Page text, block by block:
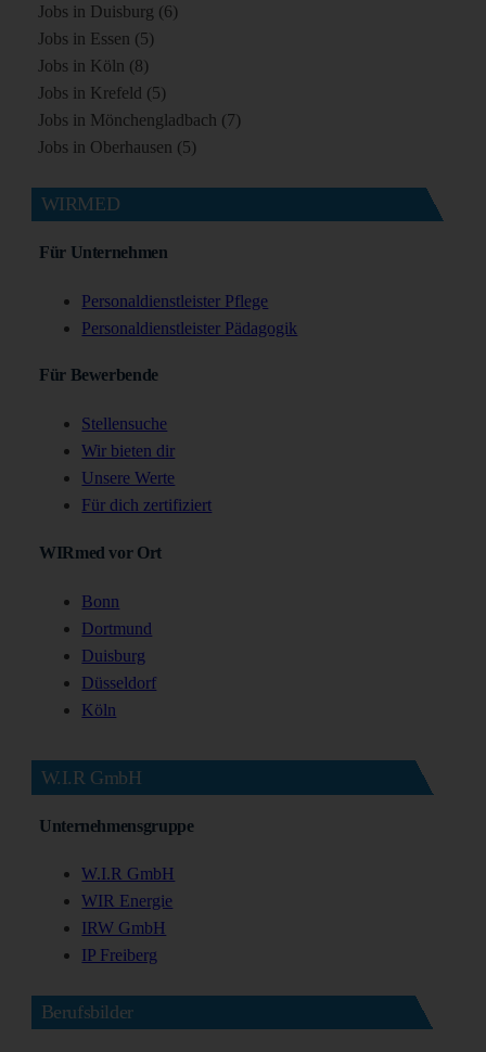
Jobs in Duisburg (6)
Jobs in Essen (5)
Jobs in Köln (8)
Jobs in Krefeld (5)
Jobs in Mönchengladbach (7)
Jobs in Oberhausen (5)
WIRMED
Für Unternehmen
Personaldienstleister Pflege
Personaldienstleister Pädagogik
Für Bewerbende
Stellensuche
Wir bieten dir
Unsere Werte
Für dich zertifiziert
WIRmed vor Ort
Bonn
Dortmund
Duisburg
Düsseldorf
Köln
W.I.R GmbH
Unternehmensgruppe
W.I.R GmbH
WIR Energie
IRW GmbH
IP Freiberg
Berufsbilder